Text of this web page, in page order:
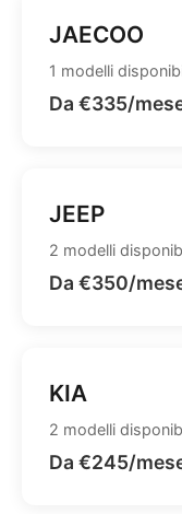
JAECOO
1 modelli
Da €335/
JEEP
2 modelli
Da €350/
KIA
2 modelli
Da €245/